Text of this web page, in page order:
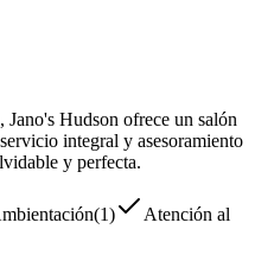
Hudson ofrece un salón
integral y asesoramiento
y perfecta.
(1)
Atención al